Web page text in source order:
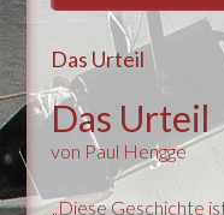
Das Urteil
Das Urteil
von Paul Hengge
„Diese Geschichte